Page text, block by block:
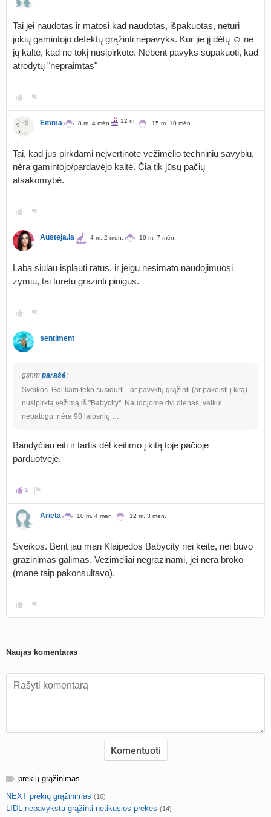
Tai jei naudotas ir matosi kad naudotas, išpakuotas, neturi
jokių gamintojo defektų grąžinti nepavyks. Kur jie jį dėtų ☺ ne
jų kaltė, kad ne tokį nusipirkote. Nebent pavyks supakuoti, kad
atrodytų "nepraimtas"
Emma 8 m. 4 mėn. 12 m. 15 m. 10 mėn.
Tai, kad jūs pirkdami neįvertinote vežimėlio techninių savybių,
nėra gamintojo/pardavėjo kaltė. Čia tik jūsų pačių
atsakomybė.
Austeja.la 4 m. 2 mėn. 10 m. 7 mėn.
Laba siulau isplauti ratus, ir jeigu nesimato naudojimuosi
zymiu, tai turetu grazinti pinigus.
sentiment
gsnm parašė:
Sveikos. Gal kam teko susidurti - ar pavyktų grąžinti (ar pakeisti į kitą)
nusipirktą vežimą iš "Babycity". Naudojome dvi dienas, vaikui
nepatogu, nėra 90 laipsnių …
Bandyčiau eiti ir tartis dėl keitimo į kitą toje pačioje
parduotvėje.
1
Arieta 10 m. 4 mėn. 12 m. 3 mėn.
Sveikos. Bent jau man Klaipedos Babycity nei keite, nei buvo
grazinimas galimas. Vezimeliai negrazinami, jei nera broko
(mane taip pakonsultavo).
Naujas komentaras
prekių grąžinimas
NEXT prekių grąžinimas (16)
LIDL nepavyksta grąžinti netikusios prekės (14)